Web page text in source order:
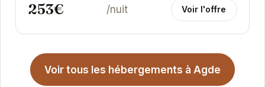
253€ /nuit Voir l'offre
Voir tous les hébergements à Agde